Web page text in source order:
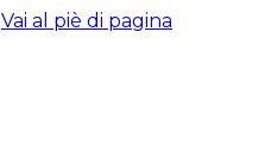
Vai al piè di pagina